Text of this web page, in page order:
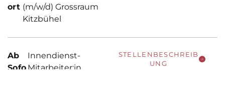
ort (m/w/d) Grossraum
Kitzbühel
Ab
Sofo
Innendienst-
Mitarbeiter:in
STELLENBESCHREIB
UNG